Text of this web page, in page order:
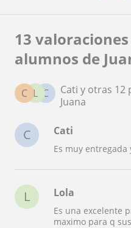
13
alumnos de
C
L
C
Cati y otras 12
Juana
C Cati
Es muy
L Lola
Es una excelente
maximo para q